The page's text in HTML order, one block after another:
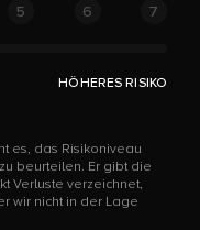
5 6 7
HÖHERES RISIKO
es, das Risikoniveau
beurteilen. Er gibt die
Verluste verzeichnet,
wir nicht in der Lage